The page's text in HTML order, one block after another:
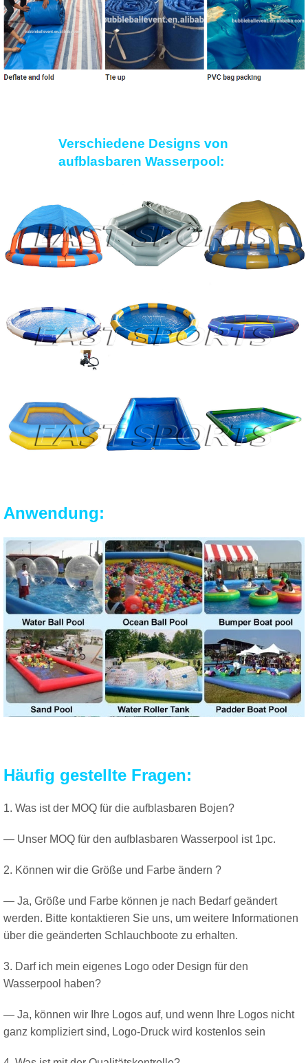
Verschiedene Designs von
aufblasbaren Wasserpool:
Anwendung:
Häufig gestellte Fragen:
1. Was ist der MOQ für die aufblasbaren Bojen?
— Unser MOQ für den aufblasbaren Wasserpool ist 1pc.
2. Können wir die Größe und Farbe ändern ?
— Ja, Größe und Farbe können je nach Bedarf geändert
werden. Bitte kontaktieren Sie uns, um weitere Informationen
über die geänderten Schlauchboote zu erhalten.
3. Darf ich mein eigenes Logo oder Design für den
Wasserpool haben?
— Ja, können wir Ihre Logos auf, und wenn Ihre Logos nicht
ganz kompliziert sind, Logo-Druck wird kostenlos sein